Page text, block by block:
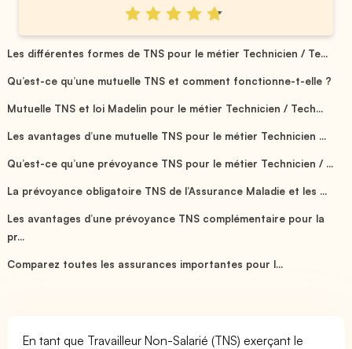
Les différentes formes de TNS pour le métier Technicien / Te...
Qu’est-ce qu’une mutuelle TNS et comment fonctionne-t-elle ?
Mutuelle TNS et loi Madelin pour le métier Technicien / Tech...
Les avantages d’une mutuelle TNS pour le métier Technicien ...
Qu’est-ce qu’une prévoyance TNS pour le métier Technicien / ...
La prévoyance obligatoire TNS de l’Assurance Maladie et les ...
Les avantages d’une prévoyance TNS complémentaire pour la
pr...
Comparez toutes les assurances importantes pour l...
En tant que Travailleur Non-Salarié (TNS) exerçant le